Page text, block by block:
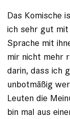
Das Komische
ich sehr gut
Sprache mit
mir nicht mehr
darin, dass ich
unbotmäßig
Leuten die
bin mal aus